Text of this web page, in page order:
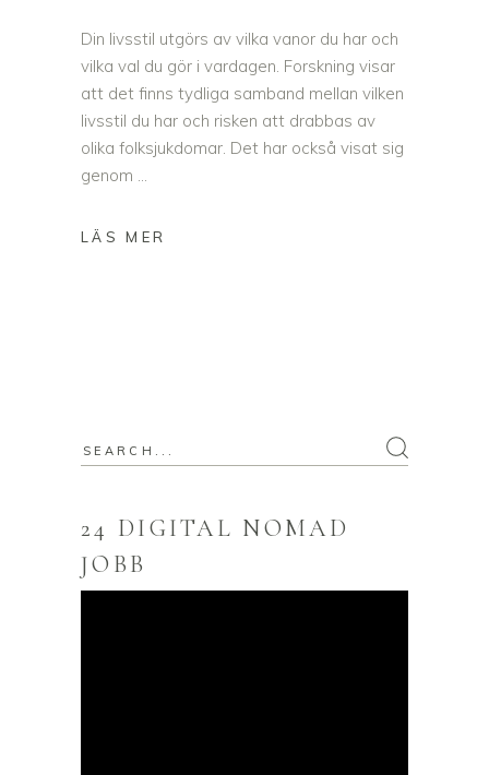
Din livsstil utgörs av vilka vanor du har och
vilka val du gör i vardagen. Forskning visar
att det finns tydliga samband mellan vilken
livsstil du har och risken att drabbas av
olika folksjukdomar. Det har också visat sig
genom
Search
24 DIGITAL NOMAD
JOBB